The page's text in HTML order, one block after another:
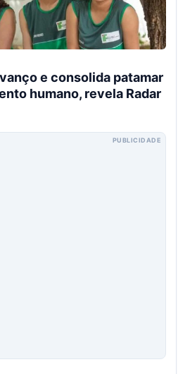
e consolida patamar
humano, revela Radar
PUBLICIDADE